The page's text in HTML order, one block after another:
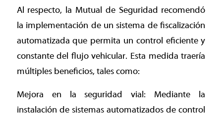
Al respecto, la Mutual de Seguridad recomendó
la implementación de un sistema de fiscalización
automatizada que permita un control eficiente y
constante del flujo vehicular. Esta medida traería
múltiples beneficios, tales como:
Mejora en la seguridad vial: Mediante la
instalación de sistemas automatizados de control